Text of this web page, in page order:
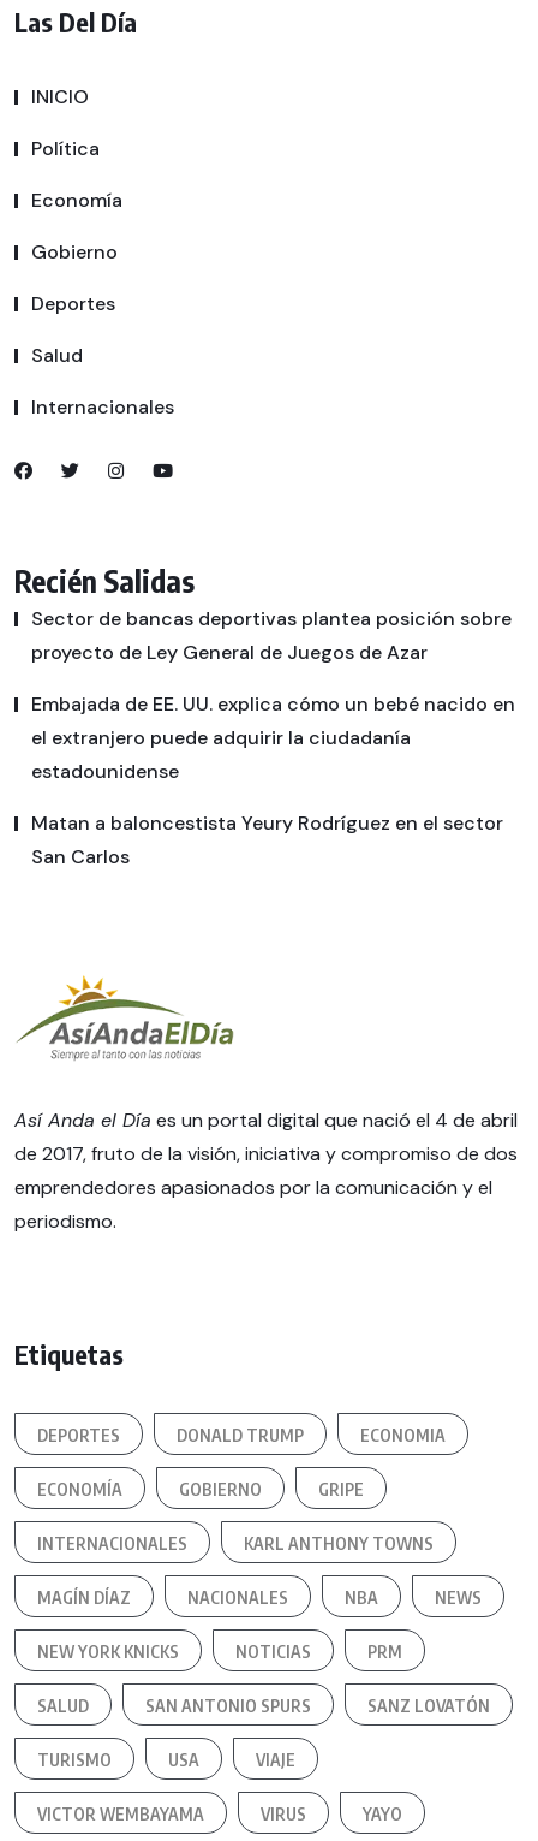
Las Del Día
INICIO
Política
Economía
Gobierno
Deportes
Salud
Internacionales
Recién Salidas
Sector de bancas deportivas plantea posición sobre
proyecto de Ley General de Juegos de Azar
Embajada de EE. UU. explica cómo un bebé nacido en
el extranjero puede adquirir la ciudadanía
estadounidense
Matan a baloncestista Yeury Rodríguez en el sector
San Carlos
Así Anda el Día es un portal digital que nació el 4 de abril
de 2017, fruto de la visión, iniciativa y compromiso de dos
emprendedores apasionados por la comunicación y el
periodismo.
Etiquetas
DEPORTES DONALD TRUMP ECONOMIA
ECONOMÍA GOBIERNO GRIPE
INTERNACIONALES KARL ANTHONY TOWNS
MAGÍN DÍAZ NACIONALES NBA NEWS
NEW YORK KNICKS NOTICIAS PRM
SALUD SAN ANTONIO SPURS SANZ LOVATÓN
TURISMO USA VIAJE
VICTOR WEMBAYAMA VIRUS YAYO